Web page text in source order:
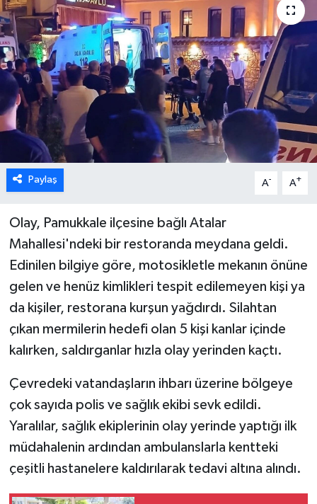
Paylaş A- A+
Olay, Pamukkale ilçesine bağlı Atalar
Mahallesi'ndeki bir restoranda meydana geldi.
Edinilen bilgiye göre, motosikletle mekanın önüne
gelen ve henüz kimlikleri tespit edilemeyen kişi ya
da kişiler, restorana kurşun yağdırdı. Silahtan
çıkan mermilerin hedefi olan 5 kişi kanlar içinde
kalırken, saldırganlar hızla olay yerinden kaçtı.
Çevredeki vatandaşların ihbarı üzerine bölgeye
çok sayıda polis ve sağlık ekibi sevk edildi.
Yaralılar, sağlık ekiplerinin olay yerinde yaptığı ilk
müdahalenin ardından ambulanslarla kentteki
çeşitli hastanelere kaldırılarak tedavi altına alındı.
ÖZEL HABER
DTO
RESMİ REKLAM